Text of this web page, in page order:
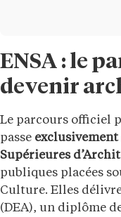
ENSA : le
devenir
Le parcours officiel
passe exclusivement
Supérieures
publiques placées
Culture. Elles
(DEA), un diplôme